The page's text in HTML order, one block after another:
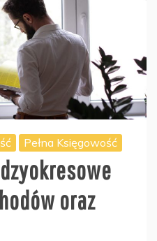
Pełna Księgowość
oraz